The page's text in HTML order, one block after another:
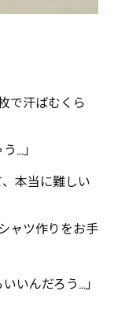
で汗ばむくら
…」
本当に難しい
ャツ作りをお手
いんだろう…」